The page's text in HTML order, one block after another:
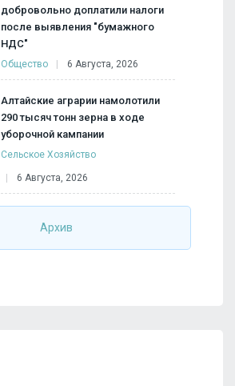
добровольно доплатили налоги
после выявления "бумажного
НДС"
Общество 6 Августа, 2026
Алтайские аграрии намолотили
290 тысяч тонн зерна в ходе
уборочной кампании
Сельское Хозяйство
6 Августа, 2026
Архив